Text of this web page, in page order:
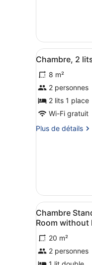
double,
terrasse
(Design
Double
Room
with
Terrace
in
th)
type
de
chambre
Chambre
Standard,
lit
double,
(Design
Double
Room
Afficher
toutes
les
photos
pour
ce
de
une
place
(Hostel
room
for
2)
2
Chambre, 2
8 m²
2 personnes
2 lits 1 place
Wi-Fi gratuit
Plus de détails
Plus
chambre
2
lits
une
place
(Hostel
room
for
Afficher
toutes
les
photos
pour
1
Chambre
Room without
20 m²
2 personnes